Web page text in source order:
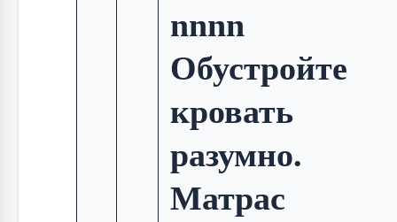
nnnn
Обустройте
кровать
разумно.
Матрас